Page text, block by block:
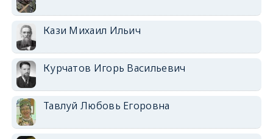
Кази Михаил Ильич
Курчатов Игорь Васильевич
Тавлуй Любовь Егоровна